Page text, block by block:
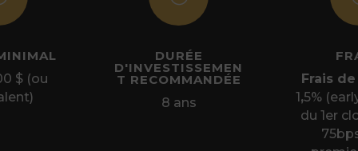
$ (ou
DURÉE
D'INVESTISSEMEN
T RECOMMANDÉE
8 ans
Frais
1,5%
du 1er